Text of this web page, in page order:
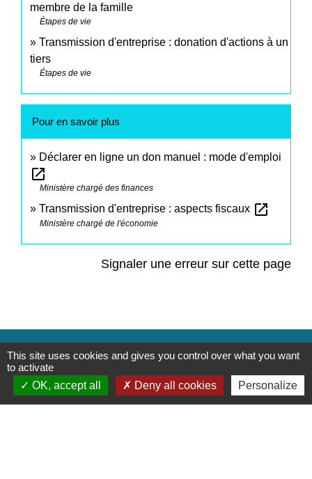
membre de la famille
Étapes de vie
Transmission d'entreprise : donation d'actions à un
tiers
Étapes de vie
Pour en savoir plus
Déclarer en ligne un don manuel : mode d'emploi
open_in_new
Ministère chargé des finances
Transmission d'entreprise : aspects fiscaux open_in_new
Ministère chargé de l'économie
Signaler une erreur sur cette page
Contacts
Commune de Saint-Mesmes
12 rue de Richebourg
This site uses cookies and gives you control over what you want
to activate
OK, accept all
Deny all cookies Personalize